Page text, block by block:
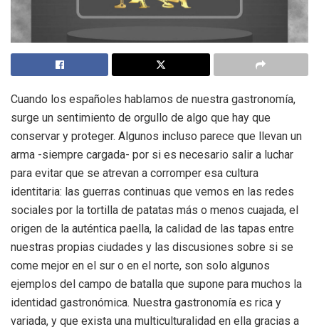
Cuando los españoles hablamos de nuestra gastronomía,
surge un sentimiento de orgullo de algo que hay que
conservar y proteger. Algunos incluso parece que llevan un
arma -siempre cargada- por si es necesario salir a luchar
para evitar que se atrevan a corromper esa cultura
identitaria: las guerras continuas que vemos en las redes
sociales por la tortilla de patatas más o menos cuajada, el
origen de la auténtica paella, la calidad de las tapas entre
nuestras propias ciudades y las discusiones sobre si se
come mejor en el sur o en el norte, son solo algunos
ejemplos del campo de batalla que supone para muchos la
identidad gastronómica. Nuestra gastronomía es rica y
variada, y que exista una multiculturalidad en ella gracias a